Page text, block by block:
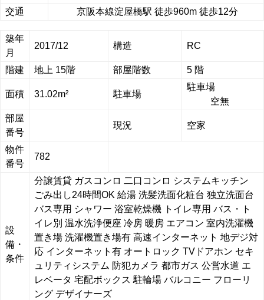
交通
京阪本線淀屋橋駅 徒歩960m 徒歩12分
築年
月
2017/12 構造 RC
階建 地上 15階 部屋階数 5 階
面積 31.02m² 駐車場
駐車場
空無
部屋
番号
現況 空家
物件
番号
782
設
備・
条件
分譲賃貸 ガスコンロ 二口コンロ システムキッチン
ごみ出し24時間OK 給湯 洗髪洗面化粧台 独立洗面台
バス専用 シャワー 浴室乾燥機 トイレ専用 バス・ト
イレ別 温水洗浄便座 冷房 暖房 エアコン 室内洗濯機
置き場 洗濯機置き場有 高速インターネット 地デジ対
応 インターネット有 オートロック TVドアホン セキ
ュリティシステム 防犯カメラ 都市ガス 公営水道 エ
レベータ 宅配ボックス 駐輪場 バルコニー フローリ
ング デザイナーズ